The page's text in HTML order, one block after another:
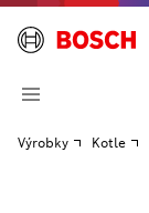
Výrobky Kotle